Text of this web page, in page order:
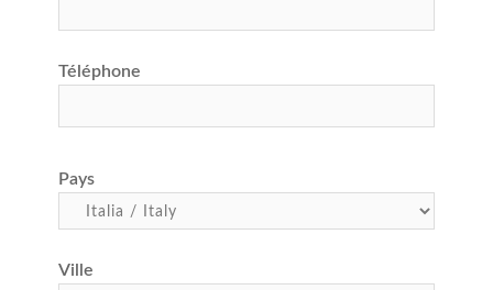
Téléphone
Pays
Ville